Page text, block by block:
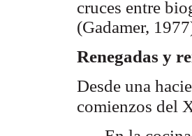
cruces entre
(Gadamer,
Renegadas y
Desde una
comienzos del